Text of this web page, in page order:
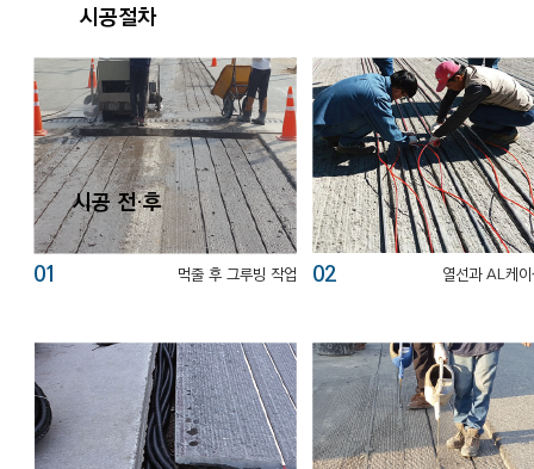
시공절차
01 먹줄 후 그루빙 작업 02 열선과 AL케
시공 전·후